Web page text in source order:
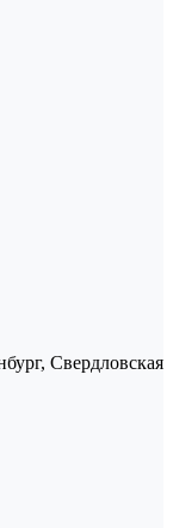
Свердловская